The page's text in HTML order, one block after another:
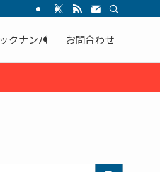
クナンバ お問合わせ